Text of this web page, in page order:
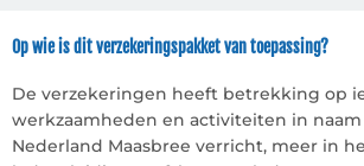
Op wie is dit verzekeringspakket van toepassing?
De verzekeringen heeft betrekking op
werkzaamheden en activiteiten in naam
Nederland Maasbree verricht, meer in